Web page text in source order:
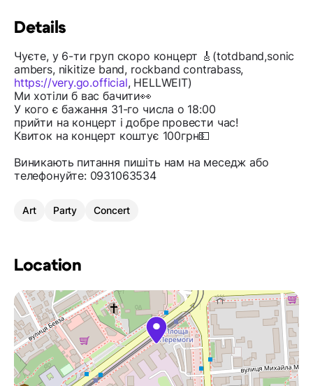
Details
Чуєте, у 6-ти груп скоро концерт 🎸(totdband,sonic
ambers, nikitize band, rockband contrabass,
https://very.go.official, HELLWEIT)
Ми хотіли б вас бачити👀
У кого є бажання 31-го числа о 18:00
прийти на концерт і добре провести час!
Квиток на концерт коштує 100грн💵
Виникають питання пишіть нам на меседж або
телефонуйте: 0931063534
Art Party Concert
Location